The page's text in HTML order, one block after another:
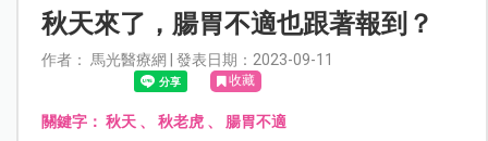
秋天來了，腸胃不適也跟著報到？
作者： 馬光醫療網 | 發表日期：2023-09-11
收藏
關鍵字： 秋天、 秋老虎、 腸胃不適